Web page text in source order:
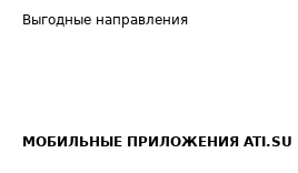
Выгодные направления
МОБИЛЬНЫЕ ПРИЛОЖЕНИЯ ATI.SU